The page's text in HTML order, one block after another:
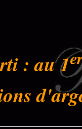
: au 1